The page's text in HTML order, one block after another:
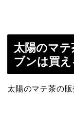
太陽のマ
ブンは買え
太陽のマテ茶の